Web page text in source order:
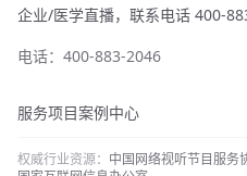
企业/医学直播，联系电话 400-
电话：400-883-2046
服务项目案例中心
权威行业资源： 中国网络视听节目服务